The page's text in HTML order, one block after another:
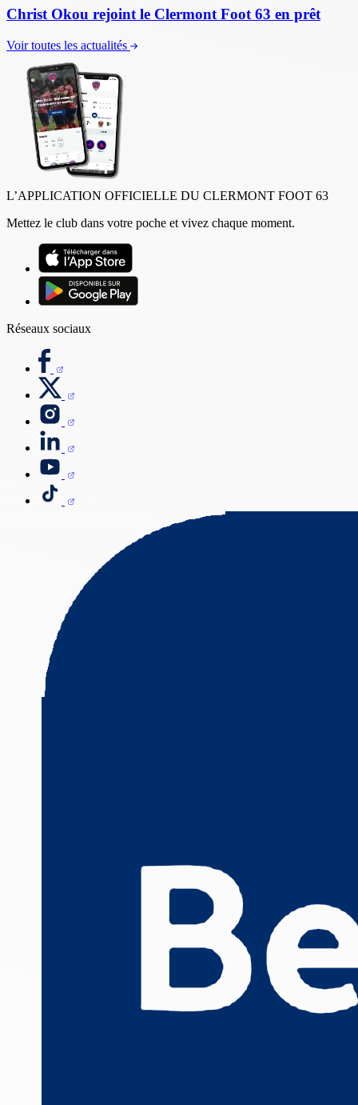
Christ Okou rejoint le Clermont Foot 63 en prêt
Voir toutes les actualités
L’APPLICATION OFFICIELLE DU CLERMONT FOOT 63
Mettez le club dans votre poche et vivez chaque moment.
Réseaux sociaux